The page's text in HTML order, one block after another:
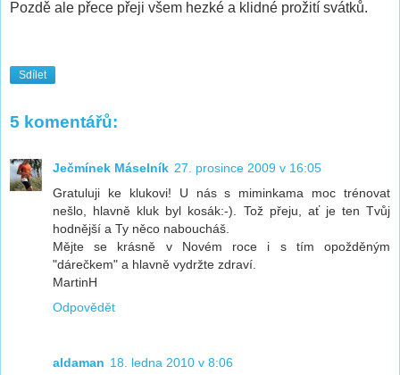
Pozdě ale přece přeji všem hezké a klidné prožití svátků.
Sdílet
5 komentářů:
Ječmínek Máselník 27. prosince 2009 v 16:05
Gratuluji ke klukovi! U nás s miminkama moc trénovat
nešlo, hlavně kluk byl kosák:-). Tož přeju, ať je ten Tvůj
hodnější a Ty něco naboucháš.
Mějte se krásně v Novém roce i s tím opožděným
"dárečkem" a hlavně vydržte zdraví.
MartinH
Odpovědět
aldaman 18. ledna 2010 v 8:06